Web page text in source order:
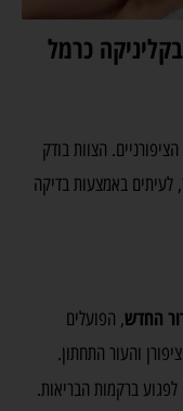
כרמל
הצוות בודק
לעיתים באמצעות בדיקה
החדש, הפועלים
והעור התחתון.
לפגוע ברקמות הבריאות.